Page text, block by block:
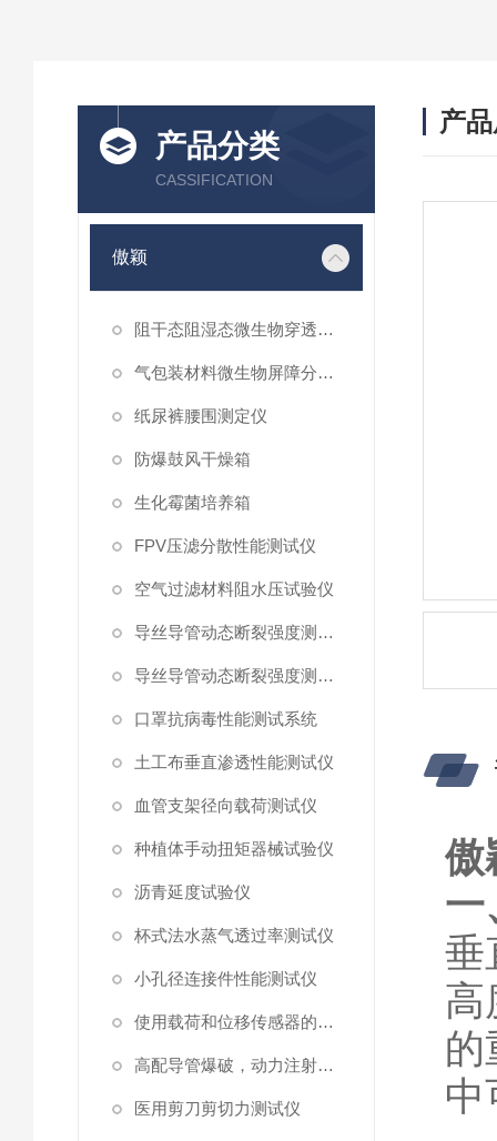
产品分类
CASSIFICATION
傲颖
阻干态阻湿态微生物穿透性能测试仪
气包装材料微生物屏障分等试验仪
纸尿裤腰围测定仪
防爆鼓风干燥箱
生化霉菌培养箱
FPV压滤分散性能测试仪
空气过滤材料阻水压试验仪
导丝导管动态断裂强度测试仪 （峰值拉力）
导丝导管动态断裂强度测试仪
口罩抗病毒性能测试系统
土工布垂直渗透性能测试仪
血管支架径向载荷测试仪
种植体手动扭矩器械试验仪
沥青延度试验仪
杯式法水蒸气透过率测试仪
小孔径连接件性能测试仪
使用载荷和位移传感器的塑料高速穿刺特性测试仪
高配导管爆破，动力注射中流量及压力测试仪
医用剪刀剪切力测试仪
产
傲
一
垂
高
的
中